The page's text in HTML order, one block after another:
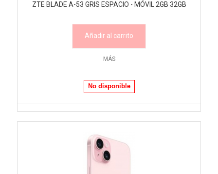
ZTE BLADE A-53 GRIS ESPACIO - MÓVIL 2GB 32GB
Añadir al carrito
MÁS
No disponible